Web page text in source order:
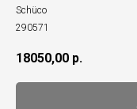
Schüco
290571
18050,00 р.